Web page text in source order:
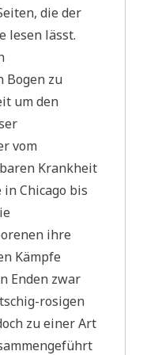
die der
lesen lässt.
Bogen zu
um den
vom
Krankheit
in Chicago bis
ihre
Kämpfe
Enden zwar
rosigen
zu einer Art